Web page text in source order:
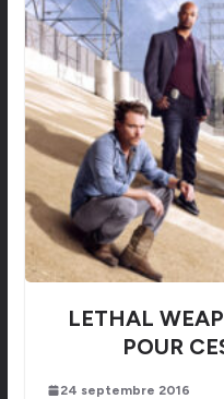
LETHAL
POUR
24 septembre 2016